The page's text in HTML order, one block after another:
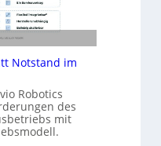
Notstand im
Robotics
des
mit